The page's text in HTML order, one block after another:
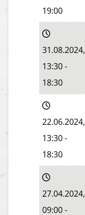
19:00
31.08.2024,
13:30-
18:30
22.06.2024,
13:30-
18:30
27.04.2024,
09:00-